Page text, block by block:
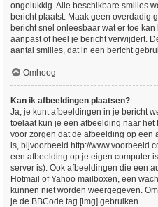
ongelukkig. Alle beschikbare smilies
bericht plaatst. Maak geen overdadig
bericht snel onleesbaar wat er toe
aanpast of heel je bericht verwijdert.
aantal smilies, dat in een bericht
Omhoog
Kan ik afbeeldingen plaatsen?
Ja, je kunt afbeeldingen in je bericht
toelaat kun je een afbeelding naar
voor zorgen dat de afbeelding op
is, bijvoorbeeld http://
een afbeelding op je eigen computer
server is). Ook afbeeldingen die een
Hotmail of Yahoo mailboxen, een
kunnen niet worden weergegeven.
je de BBCode tag [img] gebruiken.